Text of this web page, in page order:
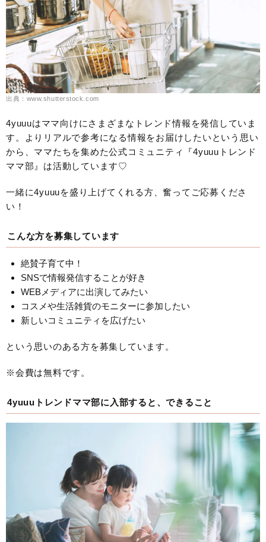
出典：www.shutterstock.com
4yuuuはママ向けにさまざまなトレンド情報を発信していま
す。よりリアルで参考になる情報をお届けしたいという思い
から、ママたちを集めた公式コミュニティ『4yuuuトレンド
ママ部』は活動しています♡
一緒に4yuuuを盛り上げてくれる方、奮ってご応募くださ
い！
こんな方を募集しています
絶賛子育て中！
SNSで情報発信することが好き
WEBメディアに出演してみたい
コスメや生活雑貨のモニターに参加したい
新しいコミュニティを広げたい
という思いのある方を募集しています。
※会費は無料です。
4yuuuトレンドママ部に入部すると、できること